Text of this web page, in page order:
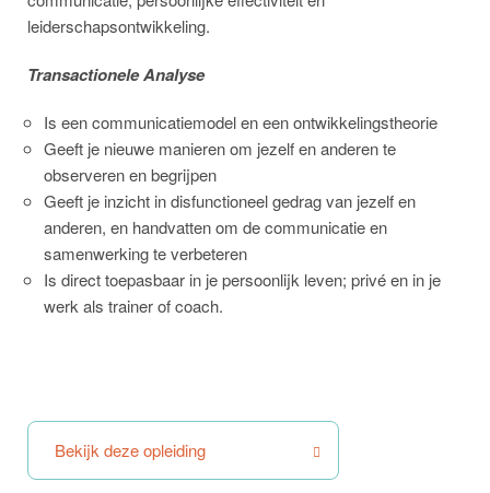
leiderschapsontwikkeling.
Transactionele Analyse
Is een communicatiemodel en een ontwikkelingstheorie
Geeft je nieuwe manieren om jezelf en anderen te
observeren en begrijpen
Geeft je inzicht in disfunctioneel gedrag van jezelf en
anderen, en handvatten om de communicatie en
samenwerking te verbeteren
Is direct toepasbaar in je persoonlijk leven; privé en in je
werk als trainer of coach.
Bekijk deze opleiding